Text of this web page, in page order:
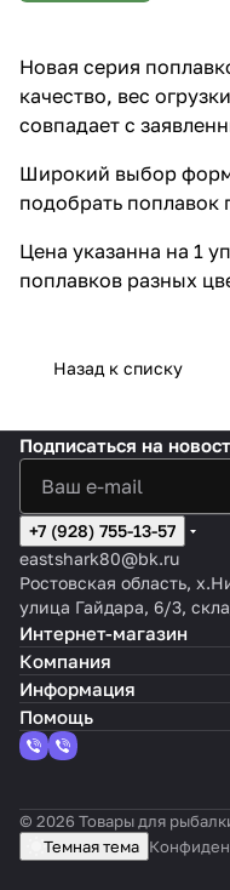
Новая серия
качество, вес
совпадает с
Широкий выбор форм
подобрать поплавок
Цена указанна на 1
поплавков разных
Назад к списку
Подписаться на
+7 (928) 755-13-57
eastshark80@bk.ru
Ростовская область,
улица Гайдара, 6/3,
Интернет-магазин
Компания
Информация
Помощь
© 2026 Товары для
Темная тема